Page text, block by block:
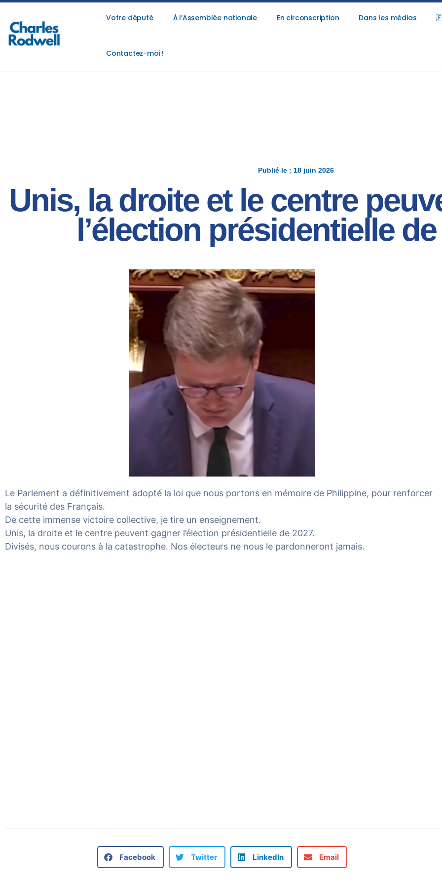
Votre député À l’Assemblée nationale En circonscription Dans les médias
Contactez-moi !
Publié le : 18 juin 2026
Unis, la droite et le centre
l’élection présidentielle de
Le Parlement a définitivement adopté la loi que nous portons en mémoire de Philippine, pour renforcer
la sécurité des Français.
De cette immense victoire collective, je tire un enseignement.
Unis, la droite et le centre peuvent gagner l’élection présidentielle de 2027.
Divisés, nous courons à la catastrophe. Nos électeurs ne nous le pardonneront jamais.
Facebook Twitter LinkedIn Email